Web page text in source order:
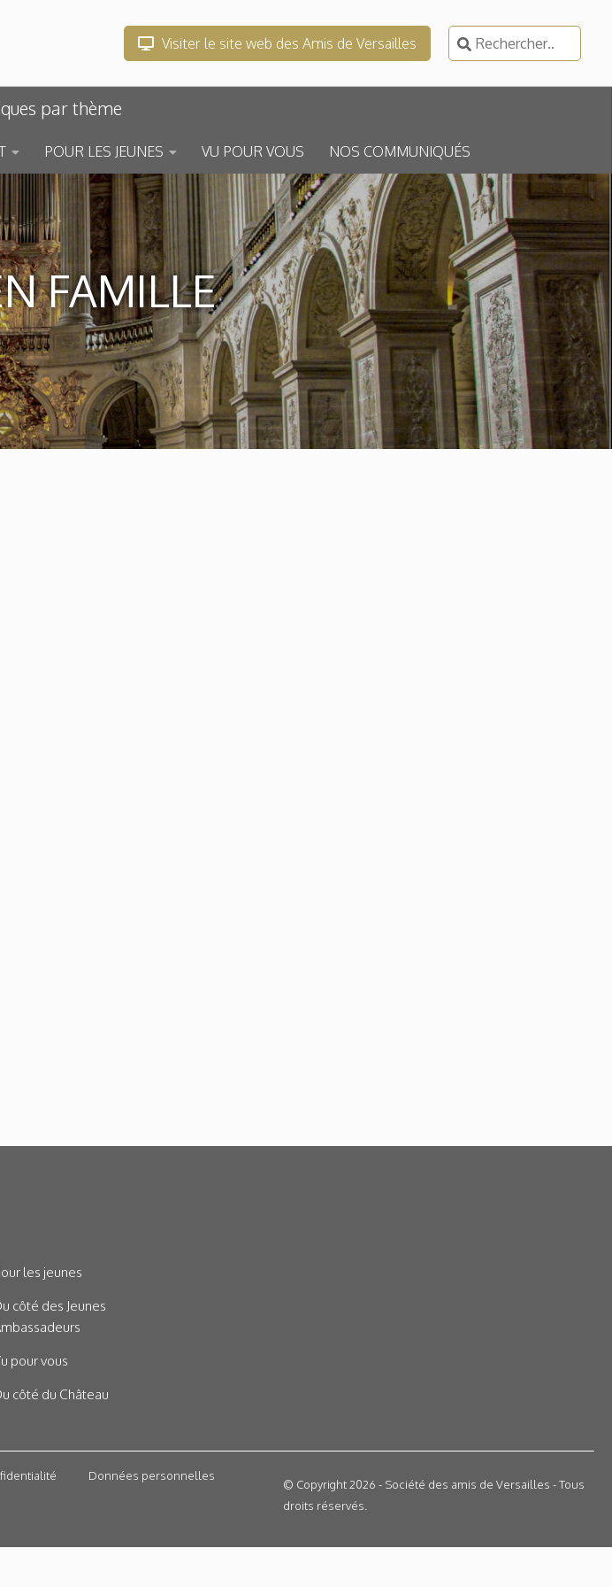
Visiter le site web des Amis de Versailles
Rechercher :
par thème
POUR LES JEUNES VU POUR VOUS NOS COMMUNIQUÉS
FAMILLE
les jeunes
côté des Jeunes
pour vous
côté du Château
Données personnelles
© Copyright 2026 - Société des amis de Versailles - Tous
droits réservés.